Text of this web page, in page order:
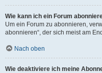
Wie kann ich ein Forum
Um ein Forum zu abonnieren,
abonnieren“, der sich meist am
Nach oben
Wie deaktiviere ich meine